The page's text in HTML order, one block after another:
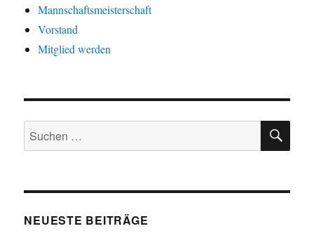
Mannschaftsmeisterschaft
Vorstand
Mitglied werden
Suche
nach:
NEUESTE BEITRÄGE